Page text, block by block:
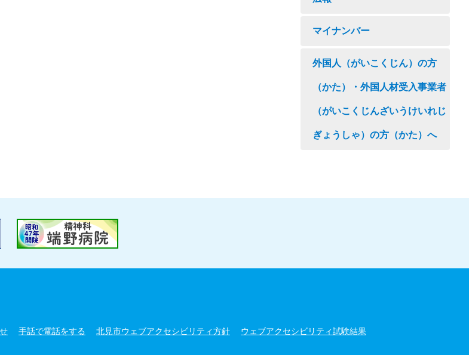
マイナンバー
外国人（がいこくじん）の方
（かた）・外国人材受入事業者
（がいこくじんざいうけいれじ
ぎょうしゃ）の方（かた）へ
手話で電話をする 北見市ウェブアクセシビリティ方針 ウェブアクセシビリティ試験結果